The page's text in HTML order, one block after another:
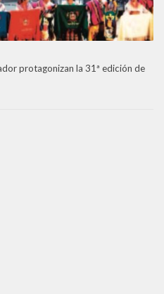
protagonizan la 31ª edición de